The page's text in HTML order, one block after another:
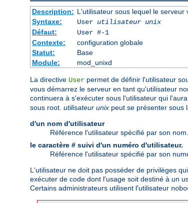
Description: L'utilisateur sous lequel le serveur
Syntaxe:
User utilisateur unix
Défaut:
User #-1
Contexte:
configuration globale
Statut:
Base
Module:
mod_unixd
La directive User permet de définir l'utilisateur
vous démarrez le serveur en tant qu'utilisateur
continuera à s'exécuter sous l'utilisateur qui
sous root. utilisateur unix peut se présenter sous
d'un nom d'utilisateur
Référence l'utilisateur spécifié par son nom.
le caractère # suivi d'un numéro d'utilisateur.
Référence l'utilisateur spécifié par son
L'utilisateur ne doit pas posséder de privilèges
exécuter de code dont l'usage soit destiné à un
Certains administrateurs utilisent l'utilisateur